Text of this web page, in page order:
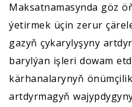
Maksatnamasynda göz
ýetirmek üçin zerur
gazyň çykarylyşyny
barylýan işleri dowam
kärhanalarynyň
artdyrmagyň